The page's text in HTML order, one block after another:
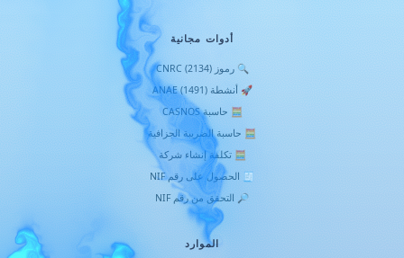
أدوات مجانية
🔍 رموز CNRC (2134)
🚀 أنشطة ANAE (1491)
🧮 حاسبة CASNOS
🧮 حاسبة الضريبة الجزافية
🧮 تكلفة إنشاء شركة
🧾 الحصول على رقم NIF
🔎 التحقق من رقم NIF
الموارد